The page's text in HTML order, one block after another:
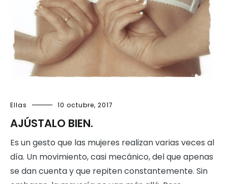
Ellas 10 octubre, 2017
AJÚSTALO BIEN.
Es un gesto que las mujeres realizan varias veces al
día. Un movimiento, casi mecánico, del que apenas
se dan cuenta y que repiten constantemente. Sin